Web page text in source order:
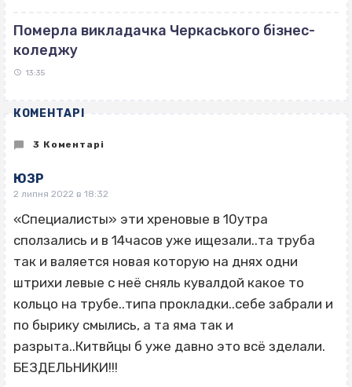
Померла викладачка Черкаського бізнес-
коледжу
13:35
КОМЕНТАРІ
3 Коментарі
ЮЗР
2 липня 2022 в 18:32
«Специалисты» эти хреновые в 10утра
сползались и в 14часов уже ищезали..та труба
так и валяется новая которую на днях одни
штрихи левые с неё сняль кувалдой какое то
кольцо на трубе..типа прокладки..себе забрали и
по бырику смылись, а та яма так и
разрыта..Китвйцы б уже давно это всё зделали.
БЕЗДЕЛЬНИКИ!!!